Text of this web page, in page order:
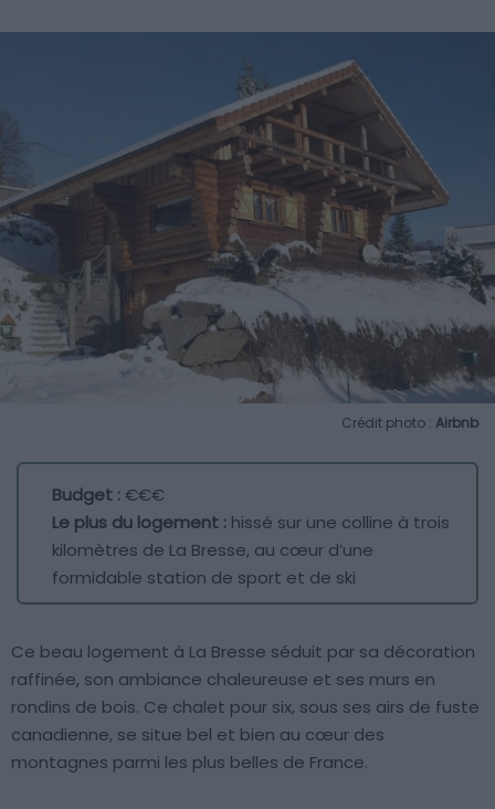
Crédit photo : Airbnb
Budget :€€€
Le plus du logement : hissé sur une colline à trois
kilomètres de La Bresse, au cœur d’une
formidable station de sport et de ski
Ce beau logement à La Bresse séduit par sa décoration
raffinée, son ambiance chaleureuse et ses murs en
rondins de bois. Ce chalet pour six, sous ses airs de fuste
canadienne, se situe bel et bien au cœur des
montagnes parmi les plus belles de France.